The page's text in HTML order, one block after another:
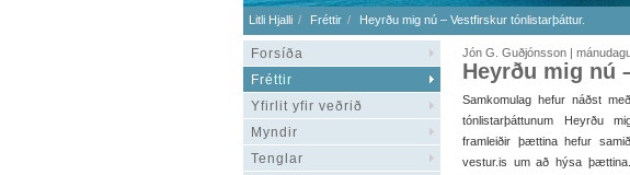
Litli Hjalli Fréttir Heyrðu mig nú – Vestfirskur tónlistarþáttur.
Forsíða
Fréttir
Yfirlit yfir veðrið
Myndir
Tenglar
Jón G. Guðjónsson |
Heyrðu mig nú
Samkomulag hefur náðst
tónlistarþáttunum Heyrðu
framleiðir þættina hefur
vestur.is um að hýsa